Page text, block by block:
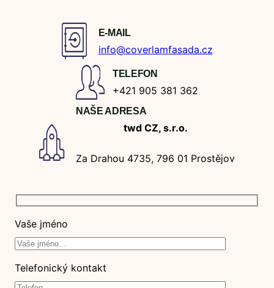
E-MAIL
info@coverlamfasada.cz
TELEFON
+421 905 381 362
NAŠE ADRESA
twd CZ, s.r.o.
Za Drahou 4735, 796 01 Prostějov
Vaše jméno
Telefonický kontakt